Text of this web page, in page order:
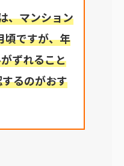
、マンション
頃ですが、年
ずれること
るのがおす